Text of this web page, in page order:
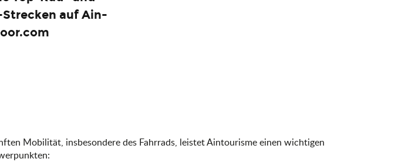
auf Ain-
Mobilität, insbesondere des Fahrrads, leistet Aintourisme einen wichtigen